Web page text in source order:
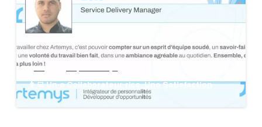
blog
👩‍💻 Un·e Collaborateur·rice, Une Satisfaction